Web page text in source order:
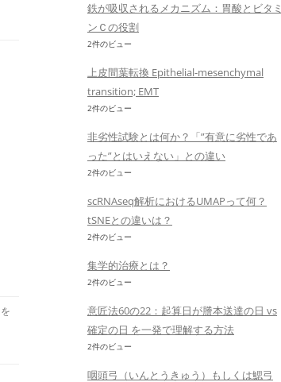
鉄が吸収されるメカニズム：胃酸とビタミ
ンＣの役割
2件のビュー
上皮間葉転換 Epithelial-mesenchymal
transition; EMT
2件のビュー
非劣性試験とは何か？「”有意に劣性であ
った”とはいえない」との違い
2件のビュー
scRNAseq解析におけるUMAPって何？
tSNEとの違いは？
2件のビュー
集学的治療とは？
2件のビュー
意匠法60の22：起算日が謄本送達の日 vs
確定の日 を一発で理解する方法
2件のビュー
咽頭弓（いんとうきゅう）もしくは鰓弓